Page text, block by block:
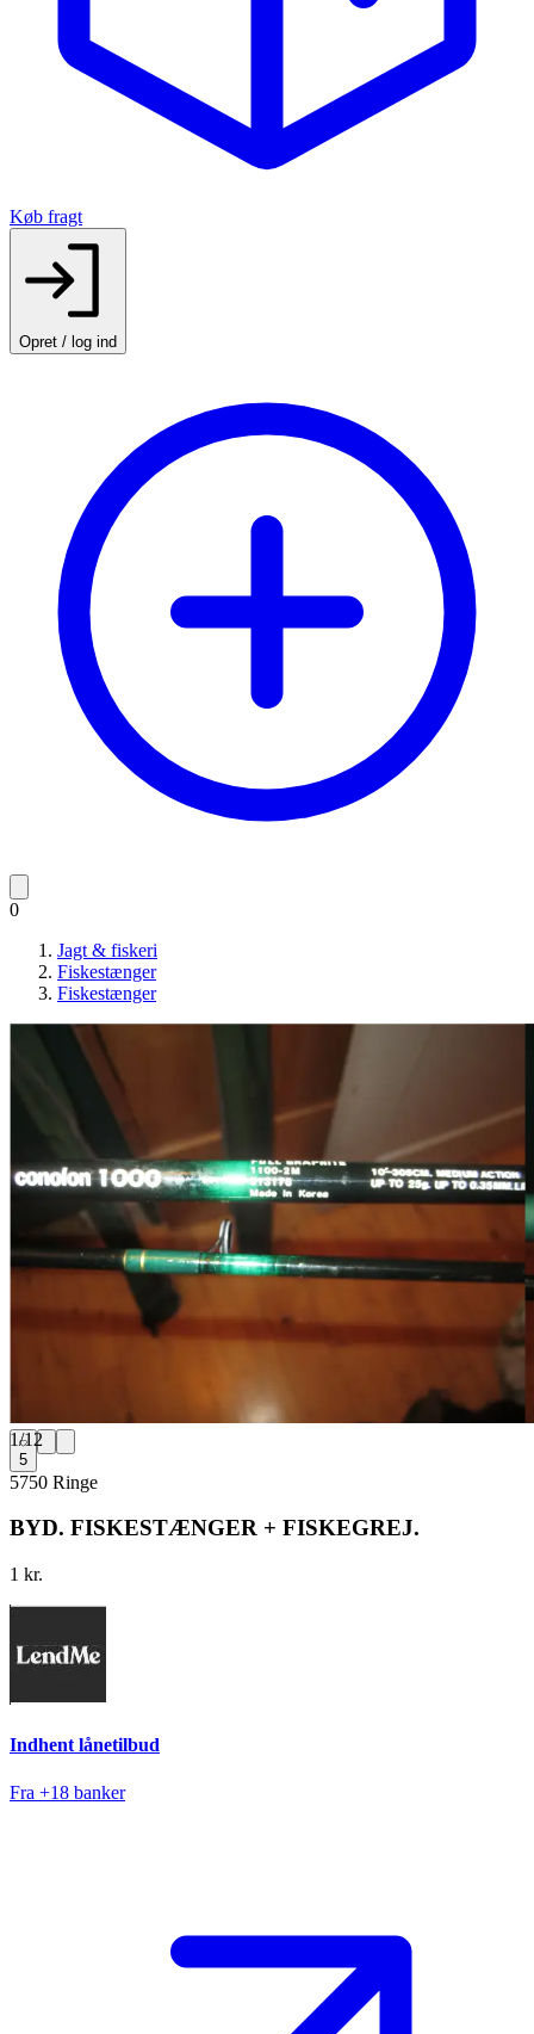
Køb fragt
Opret / log ind
0
Jagt & fiskeri
Fiskestænger
Fiskestænger
1/12
5
5750 Ringe
BYD. FISKESTÆNGER + FISKEGREJ.
1 kr.
Indhent lånetilbud
Fra +18 banker